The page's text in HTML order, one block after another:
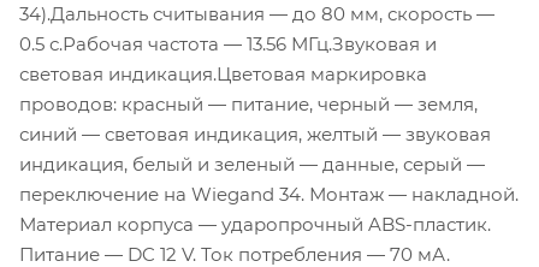
34).Дальность считывания — до 80 мм, скорость —
0.5 с.Рабочая частота — 13.56 МГц.Звуковая и
световая индикация.Цветовая маркировка
проводов: красный — питание, черный — земля,
синий — световая индикация, желтый — звуковая
индикация, белый и зеленый — данные, серый —
переключение на Wiegand 34. Монтаж — накладной.
Материал корпуса — ударопрочный ABS-пластик.
Питание — DC 12 V. Ток потребления — 70 мА.